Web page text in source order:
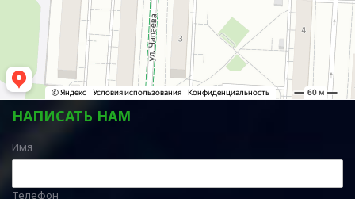
НАПИСАТЬ НАМ
Имя
Телефон